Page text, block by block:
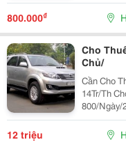
800.000₫
Cho
Chủ/
Cần Cho Thuê
14Tr/Th
800/Ngày/24H Xe Toyota Fotuner
20Tr/
12 triệu